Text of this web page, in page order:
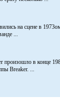
на сцене в
...
произошло в конце
Breaker. ...